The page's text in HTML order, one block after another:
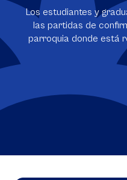
Los estudiantes y
las partidas de
parroquia donde está